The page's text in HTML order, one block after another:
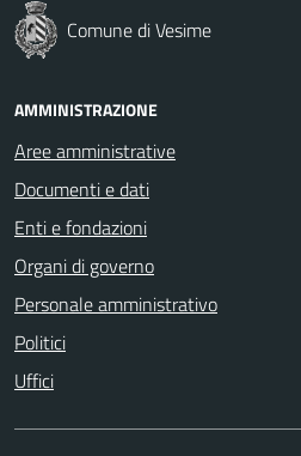
Comune di Vesime
AMMINISTRAZIONE
Aree amministrative
Documenti e dati
Enti e fondazioni
Organi di governo
Personale amministrativo
Politici
Uffici